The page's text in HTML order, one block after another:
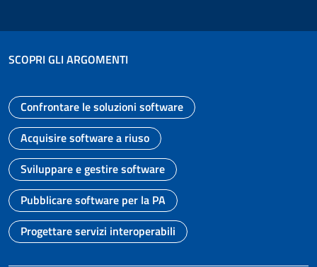
SCOPRI GLI ARGOMENTI
Vai alla pagina
Confrontare le soluzioni software
Vai alla pagina
Acquisire software a riuso
Vai alla pagina
Sviluppare e gestire software
Vai alla pagina
Pubblicare software per la PA
Vai alla pagina
Progettare servizi interoperabili